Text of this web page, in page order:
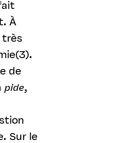
À
très
de
pide,
Sur le